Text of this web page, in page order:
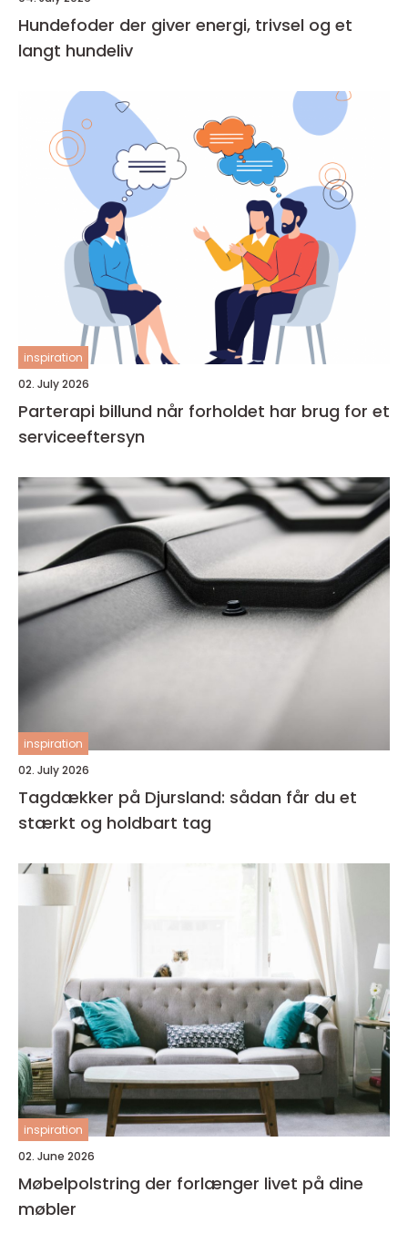
Hundefoder der giver energi, trivsel og et
langt hundeliv
inspiration
02. July 2026
Parterapi billund når forholdet har brug for et
serviceeftersyn
inspiration
02. July 2026
Tagdækker på Djursland: sådan får du et
stærkt og holdbart tag
inspiration
02. June 2026
Møbelpolstring der forlænger livet på dine
møbler